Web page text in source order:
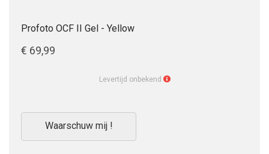
Profoto OCF II Gel - Yellow
€ 69,99
Levertijd onbekend
Levertijd
Waarschuw mij !